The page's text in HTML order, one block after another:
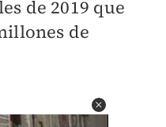
de 2019 que
de